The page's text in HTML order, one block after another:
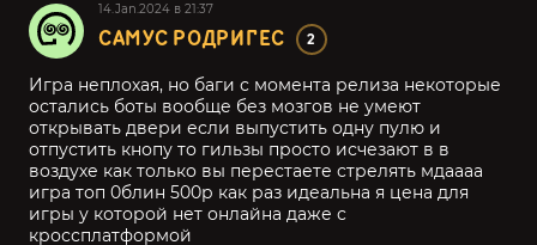
14.Jan.2024 в 21:37
САМУС РОДРИГЕС 2
Игра неплохая, но баги с момента релиза некоторые
остались боты вообще без мозгов не умеют
открывать двери если выпустить одну пулю и
отпустить кнопу то гильзы просто исчезают в в
воздухе как только вы перестаете стрелять мдаааа
игра топ 0блин 500р как раз идеальна я цена для
игры у которой нет онлайна даже с
кроссплатформой